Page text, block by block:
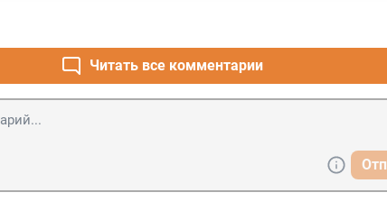
Читать все комментарии